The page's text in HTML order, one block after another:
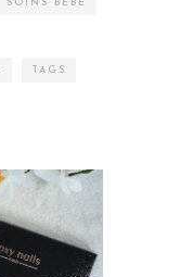
SOINS BÉBÉ
TAGS